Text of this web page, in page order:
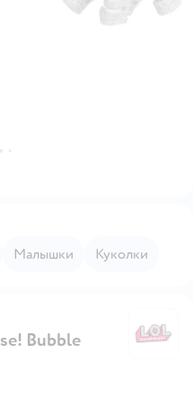
Малышки Куколки
Bubble